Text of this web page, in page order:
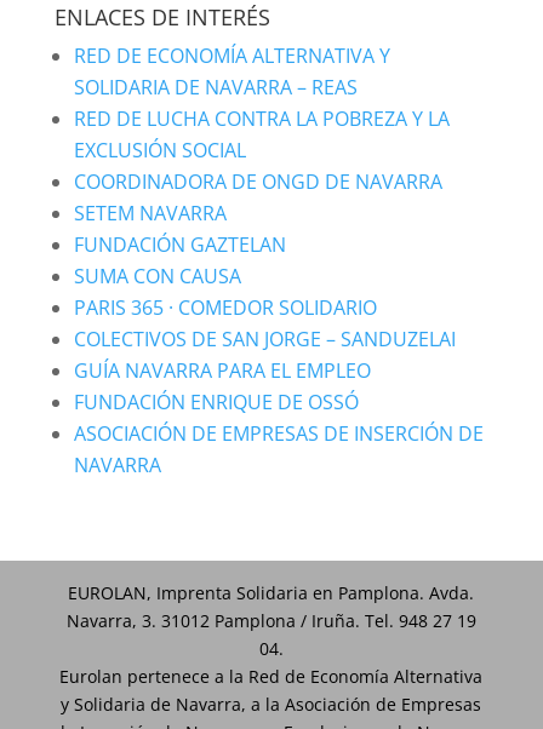
ENLACES DE INTERÉS
RED DE ECONOMÍA ALTERNATIVA Y
SOLIDARIA DE NAVARRA – REAS
RED DE LUCHA CONTRA LA POBREZA Y LA
EXCLUSIÓN SOCIAL
COORDINADORA DE ONGD DE NAVARRA
SETEM NAVARRA
FUNDACIÓN GAZTELAN
SUMA CON CAUSA
PARIS 365 · COMEDOR SOLIDARIO
COLECTIVOS DE SAN JORGE – SANDUZELAI
GUÍA NAVARRA PARA EL EMPLEO
FUNDACIÓN ENRIQUE DE OSSÓ
ASOCIACIÓN DE EMPRESAS DE INSERCIÓN DE
NAVARRA
EUROLAN, Imprenta Solidaria en Pamplona. Avda.
Navarra, 3. 31012 Pamplona / Iruña. Tel. 948 27 19
04.
Eurolan pertenece a la Red de Economía Alternativa
y Solidaria de Navarra, a la Asociación de Empresas